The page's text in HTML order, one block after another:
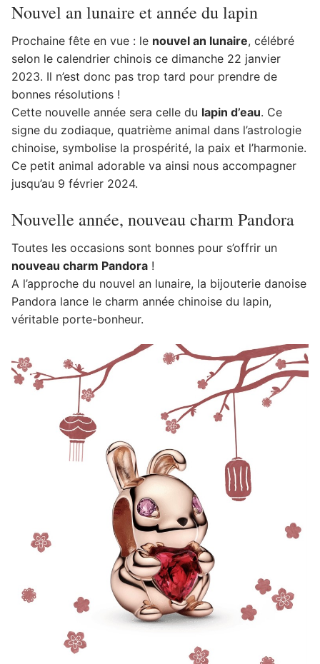
Nouvel an lunaire et année du lapin
Prochaine fête en vue : le nouvel an lunaire, célébré
selon le calendrier chinois ce dimanche 22 janvier
2023. Il n’est donc pas trop tard pour prendre de
bonnes résolutions !
Cette nouvelle année sera celle du lapin d’eau. Ce
signe du zodiaque, quatrième animal dans l’astrologie
chinoise, symbolise la prospérité, la paix et l’harmonie.
Ce petit animal adorable va ainsi nous accompagner
jusqu’au 9 février 2024.
Nouvelle année, nouveau charm Pandora
Toutes les occasions sont bonnes pour s’offrir un
nouveau charm Pandora !
A l’approche du nouvel an lunaire, la bijouterie danoise
Pandora lance le charm année chinoise du lapin,
véritable porte-bonheur.